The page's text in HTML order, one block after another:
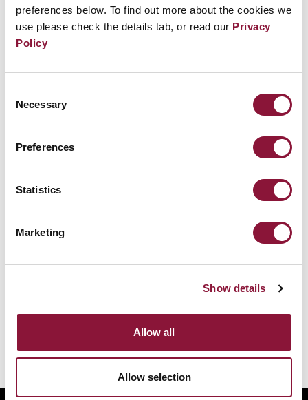
preferences below. To find out more about the cookies we
use please check the details tab, or read our Privacy
Policy
Selection
Necessary
Preferences
Statistics
Marketing
Show details
Allow all
Allow selection